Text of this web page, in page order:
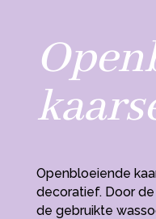
Openbloeiende
decoratief. Door
de gebruikte